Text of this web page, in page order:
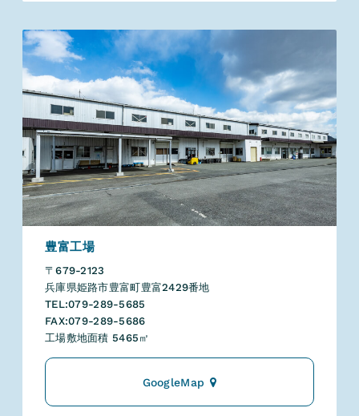
豊富工場
〒679-2123
兵庫県姫路市豊富町豊富2429番地
TEL:079-289-5685
FAX:079-289-5686
工場敷地面積 5465㎡
GoogleMap